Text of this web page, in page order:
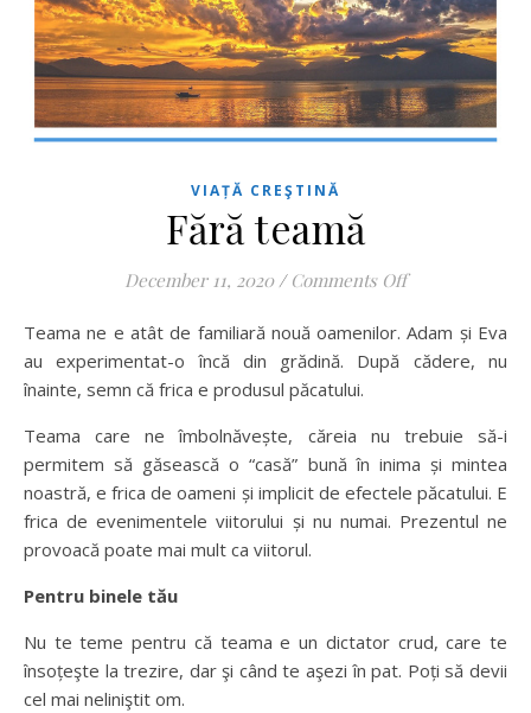
VIAȚĂ CREŞTINĂ
Fără teamă
December 11, 2020 / Comments Offon Fără teamă
Teama ne e atât de familiară nouă oamenilor. Adam și Eva
au experimentat-o încă din grădină. După cădere, nu
înainte, semn că frica e produsul păcatului.
Teama care ne îmbolnăvește, căreia nu trebuie să-i
permitem să găsească o “casă” bună în inima și mintea
noastră, e frica de oameni și implicit de efectele păcatului. E
frica de evenimentele viitorului și nu numai. Prezentul ne
provoacă poate mai mult ca viitorul.
Pentru binele tău
Nu te teme pentru că teama e un dictator crud, care te
însoțeşte la trezire, dar şi când te aşezi în pat. Poți să devii
cel mai neliniştit om.